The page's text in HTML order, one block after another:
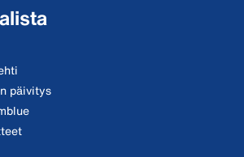
päivitys